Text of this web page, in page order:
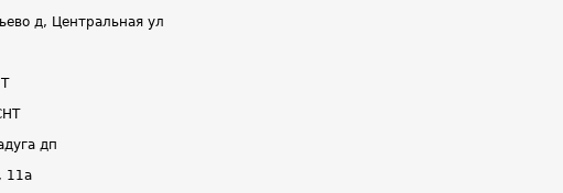
д, Центральная ул
дп
11а